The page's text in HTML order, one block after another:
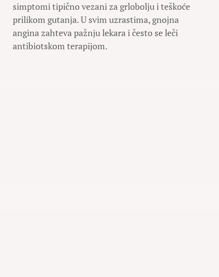
simptomi tipično vezani za grlobolju i teškoće
prilikom gutanja. U svim uzrastima, gnojna
angina zahteva pažnju lekara i često se leči
antibiotskom terapijom.